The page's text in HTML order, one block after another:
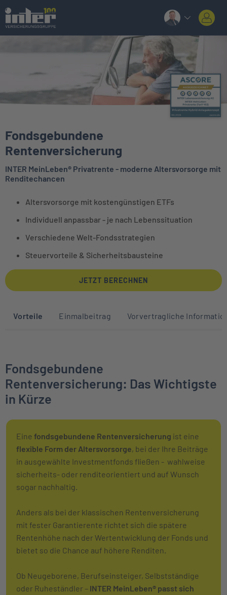
Fondsgebundene
Rentenversicherung
INTER MeinLeben® Privatrente - moderne Altersvorsorge mit
Renditechancen
Altersvorsorge mit kostengünstigen ETFs
Individuell anpassbar - je nach Lebenssituation
Verschiedene Welt-Fondsstrategien
Steuervorteile & Sicherheitsbausteine
JETZT BERECHNEN
Sprunglinks zu den Abschnitten auf
Vorteile Einmalbeitrag Vorvertragliche
Fondsgebundene
Rentenversicherung: Das Wichtigste
in Kürze
Eine fondsgebundene Rentenversicherung ist eine
flexible Form der Altersvorsorge, bei der Ihre Beiträge
in ausgewählte Investmentfonds fließen - wahlweise
sicherheits- oder renditeorientiert und auf Wunsch
sogar nachhaltig.
Anders als bei der klassischen Rentenversicherung
mit fester Garantierente richtet sich die spätere
Rentenhöhe nach der Wertentwicklung der Fonds und
bietet so die Chance auf höhere Renditen.
Ob Neugeborene, Berufseinsteiger, Selbstständige
oder Ruheständler – INTER MeinLeben® passt sich